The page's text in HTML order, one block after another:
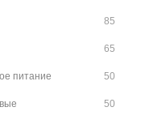
85
65
50
питание
50